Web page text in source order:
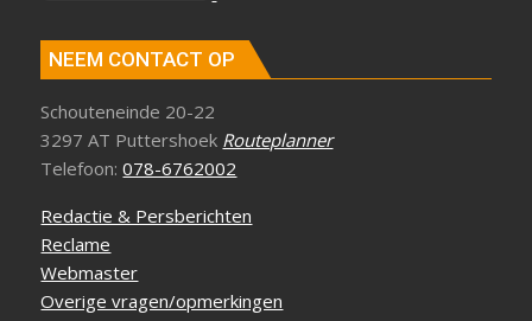
NEEM CONTACT OP
Schouteneinde 20-22
3297 AT Puttershoek Routeplanner
Telefoon:078-6762002
Redactie & Persberichten
Reclame
Webmaster
Overige vragen/opmerkingen